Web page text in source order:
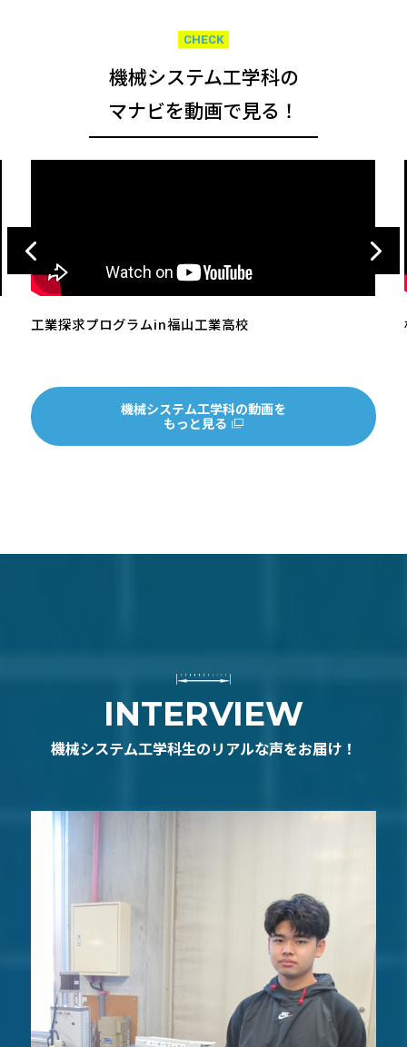
CHECK
機械システム工学科の
マナビを動画で見る！
工業探求プログラムin福山工業高校
機械システム工学科の動画を
もっと見る
INTERVIEW
機械システム工学科生のリアルな声をお届け！